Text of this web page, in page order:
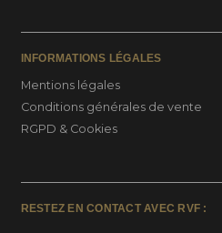
INFORMATIONS LÉGALES
Mentions légales
Conditions générales de vente
RGPD & Cookies
RESTEZ EN CONTACT AVEC RVF :